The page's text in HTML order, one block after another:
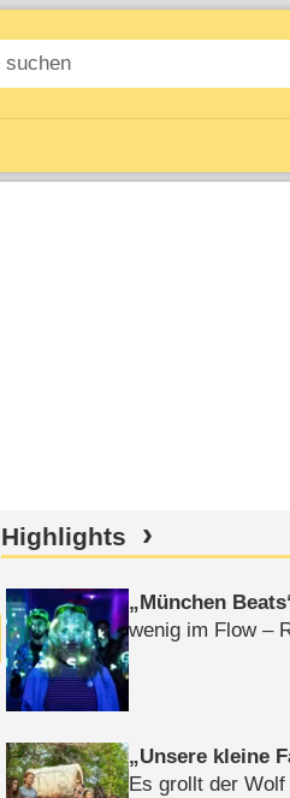
Highlights
München Beats
wenig im Flow –
Unsere kleine
Es grollt der Wolf